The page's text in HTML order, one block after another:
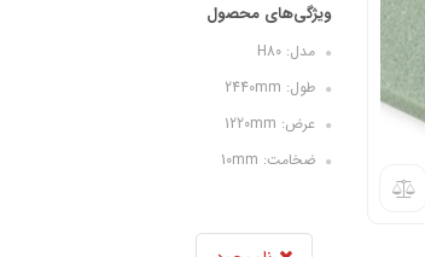
ویژگی‌های محصول
مدل: H80
طول: 2440mm
عرض: 1220mm
ضخامت: 10mm